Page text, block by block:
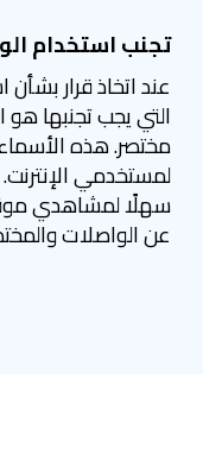
تجنب استخدام
التي يجب تجنبها هو
مختصر. هذه
سهلًا لمشاهدي
عن الواصلات